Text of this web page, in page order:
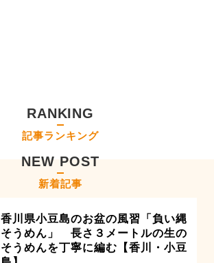
RANKING
記事ランキング
NEW POST
新着記事
香川県小豆島のお盆の風習「負い縄
そうめん」 長さ３メートルの生の
そうめんを丁寧に編む【香川・小豆